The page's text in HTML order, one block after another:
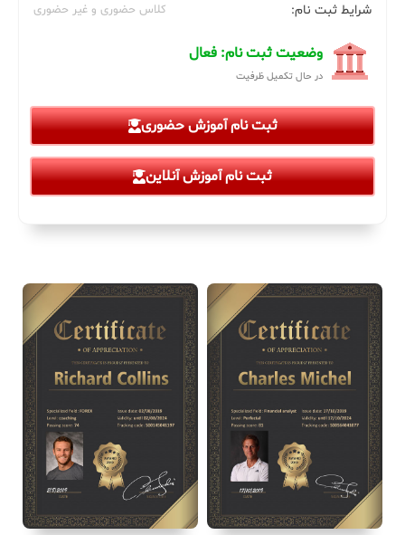
شرایط ثبت نام: کلاس حضوری و غیر حضوری
وضعیت ثبت نام: فعال
در حال تکمیل ظرفیت
ثبت نام آموزش حضوری
ثبت نام آموزش آنلاین